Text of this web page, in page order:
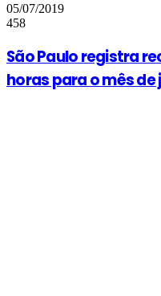
05/07/2019
458
São Paulo registra
horas para o mês de